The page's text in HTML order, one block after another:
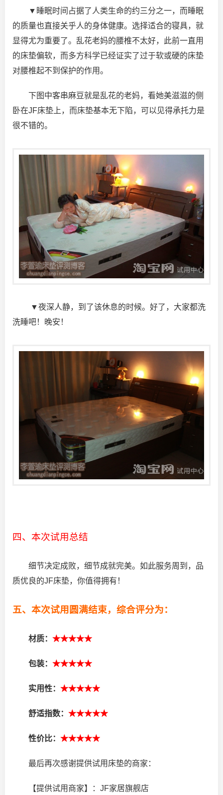
▼睡眠时间占据了人类生命的约三分之一，而睡眠
的质量也直接关乎人的身体健康。选择适合的寝具，就
显得尤为重要了。乱花老妈的腰椎不太好，此前一直用
的床垫偏软，而多方科学已经证实了过于软或硬的床垫
对腰椎起不到保护的作用。
下图中客串麻豆就是乱花的老妈，看她美滋滋的侧
卧在JF床垫上，而床垫基本无下陷，可以见得承托力是
很不错的。
▼夜深人静，到了该休息的时候。好了，大家都洗
洗睡吧！晚安！
四、本次试用总结
细节决定成败，细节成就完美。如此服务周到，品
质优良的JF床垫，你值得拥有！
五、本次试用圆满结束，综合评分为：
材质： ★★★★★
包装： ★★★★★
实用性： ★★★★★
舒适指数： ★★★★★
性价比： ★★★★★
最后再次感谢提供试用床垫的商家：
【提供试用商家】：JF家居旗舰店